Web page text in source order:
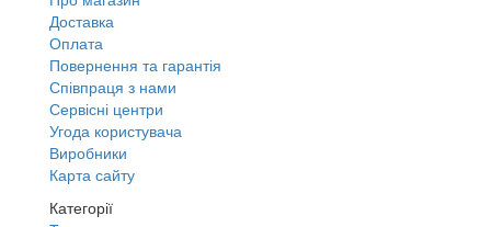
Доставка
Оплата
Повернення та гарантія
Співпраця з нами
Сервісні центри
Угода користувача
Виробники
Карта сайту
Категорії